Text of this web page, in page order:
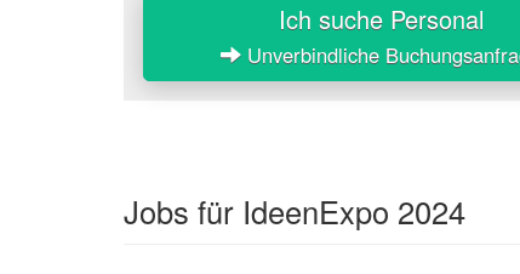
Ich suche Personal
Unverbindliche
Jobs für IdeenExpo 2024